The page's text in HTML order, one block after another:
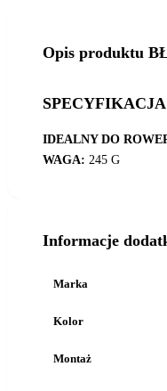
Opis produktu
IDEALNY DO
WAGA: 245 G
Informacje
Marka
Kolor
Montaż